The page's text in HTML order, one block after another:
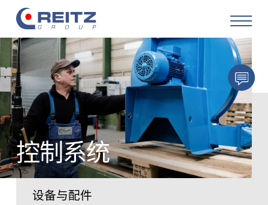
产品
解决方案
服务
改造
设备与配件
控制系统